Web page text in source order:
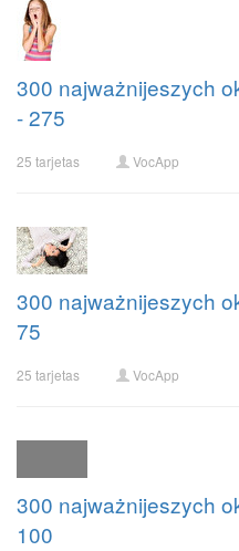
300 najważnijeszych
- 275
25 tarjetas VocApp
300 najważnijeszych
75
25 tarjetas VocApp
300 najważnijeszych
100